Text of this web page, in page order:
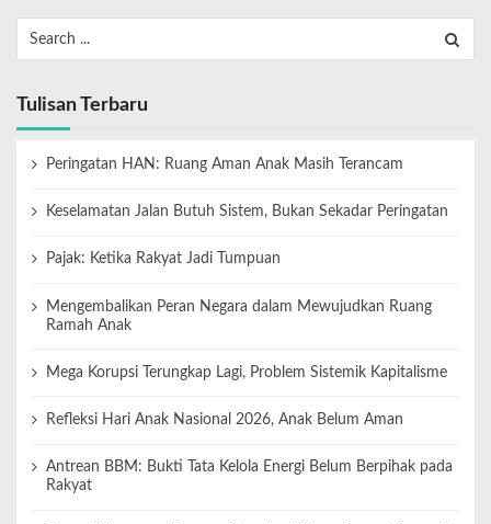
Tulisan Terbaru
Peringatan HAN: Ruang Aman Anak Masih Terancam
Keselamatan Jalan Butuh Sistem, Bukan Sekadar Peringatan
Pajak: Ketika Rakyat Jadi Tumpuan
Mengembalikan Peran Negara dalam Mewujudkan Ruang
Ramah Anak
Mega Korupsi Terungkap Lagi, Problem Sistemik Kapitalisme
Refleksi Hari Anak Nasional 2026, Anak Belum Aman
Antrean BBM: Bukti Tata Kelola Energi Belum Berpihak pada
Rakyat